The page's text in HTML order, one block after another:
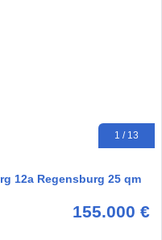
1 / 13
12a Regensburg 25 qm
155.000 €